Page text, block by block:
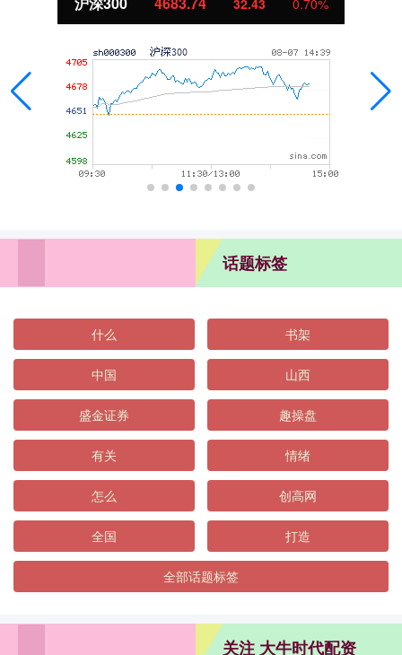
9.67 0.86%
话题标签
什么 书架
中国 山西
盛金证券 趣操盘
有关 情绪
怎么 创高网
全国 打造
全部话题标签
关注 大牛时代配资